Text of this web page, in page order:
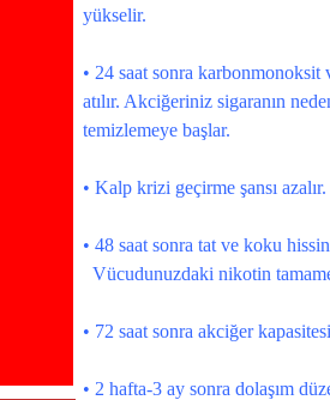
yükselir.
• 24 saat sonra karbonmonoksit
atılır. Akciğeriniz sigaranın
temizlemeye başlar.
• Kalp krizi geçirme şansı azalır.
• 48 saat sonra tat ve koku
Vücudunuzdaki nikotin
• 72 saat sonra akciğer
• 2 hafta-3 ay sonra dolaşım